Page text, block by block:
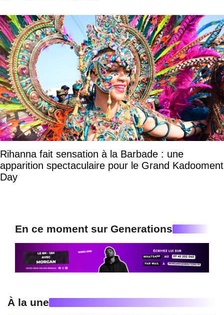
Rihanna fait sensation à la Barbade : une
apparition spectaculaire pour le Grand Kadooment
Day
En ce moment sur Generations
À la une